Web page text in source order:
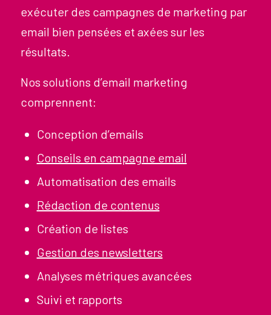
exécuter des campagnes de marketing par
email bien pensées et axées sur les
résultats.
Nos solutions d’email marketing
comprennent:
Conception d’emails
Conseils en campagne email
Automatisation des emails
Rédaction de contenus
Création de listes
Gestion des newsletters
Analyses métriques avancées
Suivi et rapports